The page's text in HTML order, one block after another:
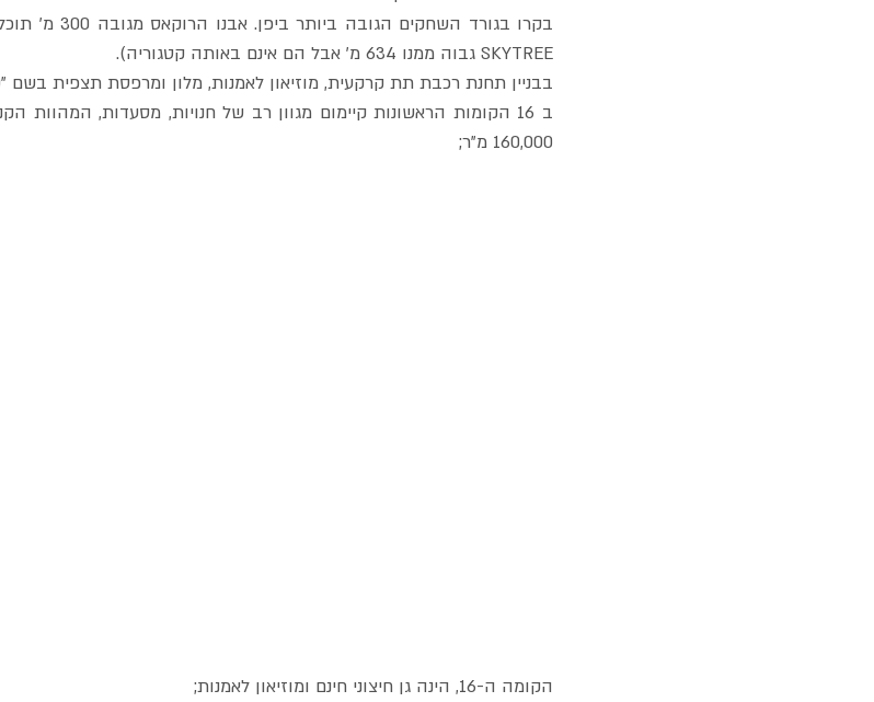
SKYTREE גבוה ממנו 634 מ' אבל הם אינם באותה קטגוריה).
בבניין תחנת רכבת תת קרקעית, מוזיאון לאמנות, מלון ומרפסת תצפית בשם "Harukas 300" בראשו.
160,000 מ"ר;
הקומה ה-16, הינה גן חיצוני חינם ומוזיאון לאמנות;